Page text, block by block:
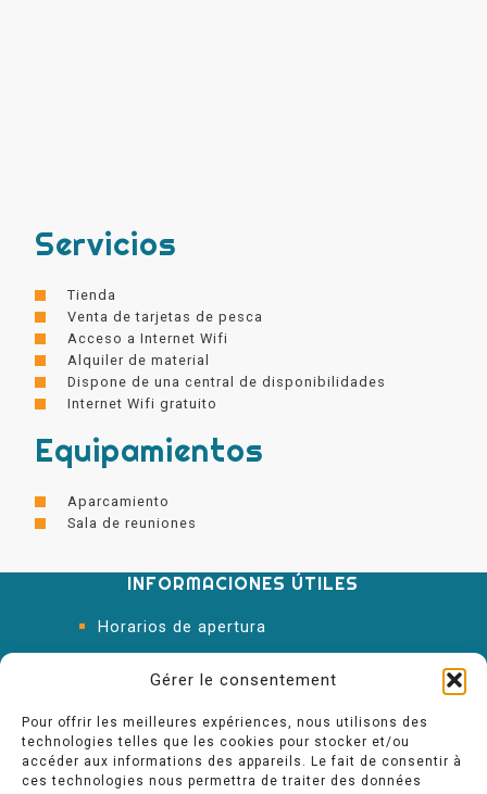
Gérer le consentement
Pour offrir les meilleures expériences, nous utilisons des
technologies telles que les cookies pour stocker et/ou
accéder aux informations des appareils. Le fait de consentir à
ces technologies nous permettra de traiter des données
Servicios
Tienda
Venta de tarjetas de pesca
Acceso a Internet Wifi
Alquiler de material
Dispone de una central de disponibilidades
Internet Wifi gratuito
Equipamientos
Aparcamiento
Sala de reuniones
INFORMACIONES ÚTILES
Horarios de apertura
Oficina de Turismo